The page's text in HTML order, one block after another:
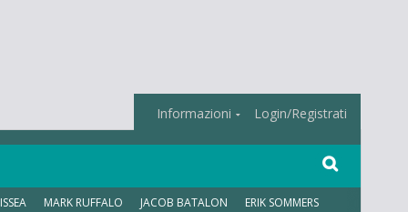
Informazioni Login/Registrati
MARK RUFFALO JACOB BATALON ERIK SOMMERS